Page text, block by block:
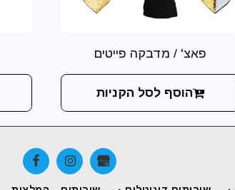
פאצ' / מדבקה פייטים
הוסף לסל הקניות